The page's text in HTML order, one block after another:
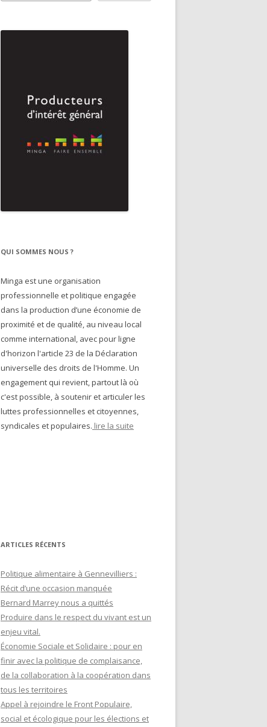
QUI SOMMES NOUS ?
Minga est une organisation
professionnelle et politique engagée
dans la production d’une économie de
proximité et de qualité, au niveau local
comme international, avec pour ligne
d'horizon l'article 23 de la Déclaration
universelle des droits de l'Homme. Un
engagement qui revient, partout là où
c'est possible, à soutenir et articuler les
luttes professionnelles et citoyennes,
syndicales et populaires. lire la suite
ARTICLES RÉCENTS
Politique alimentaire à Gennevilliers :
Récit d’une occasion manquée
Bernard Marrey nous a quittés
Produire dans le respect du vivant est un
enjeu vital.
Économie Sociale et Solidaire : pour en
finir avec la politique de complaisance,
de la collaboration à la coopération dans
tous les territoires
Appel à rejoindre le Front Populaire,
social et écologique pour les élections et